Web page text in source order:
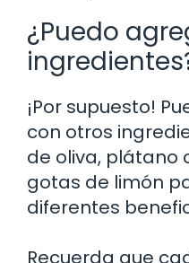
¿Puedo
¡Por supuesto!
con otros
de oliva, plátano
gotas de limón
diferentes
Recuerda que